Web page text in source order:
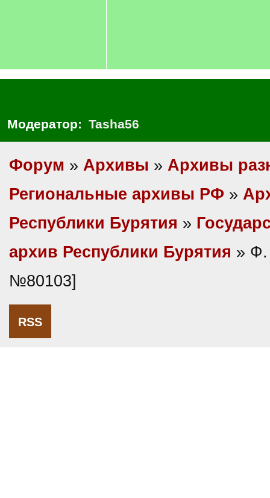
Модератор: Tasha56
Форум » Архивы » Архивы
Региональные архивы РФ »
Республики Бурятия »
архив Республики Бурятия » Ф.
№80103]
RSS